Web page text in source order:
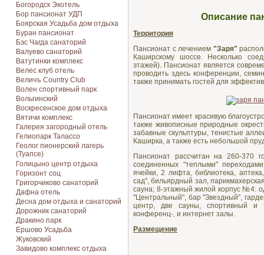
Богородск Экотель
Бор пансионат УДП
Боярская Усадьба дом отдыха
Буран пансионат
Бэс Чагда санаторий
Валуево санаторий
Ватутинки комплекс
Велес клуб отель
Величъ Country Club
Волен спортивный парк
Вольгинский
Воскресенское дом отдыха
Вятичи комплекс
Галерея загородный отель
Гелиопарк Талассо
Геолог пионерский лагерь
(Туапсе)
Голицыно центр отдыха
Горизонт соц
Григорчиково санаторий
Дафна отель
Десна дом отдыха и санаторий
Дорожник санаторий
Дракино парк
Ершово Усадьба
Жуковский
Завидово комплекс отдыха
Описание
Территория
Пансионат с лечением "Заря"
Каширскому шоссе. Несколько
этажей). Пансионат является
проводить здесь конференции,
также принимать гостей для
Пансионат имеет красивую
также живописные природные
забавные скульптуры, тенистые
Каширка, а также есть небольшой
Пансионат рассчитан на 260-370
соединенных "теплыми"
ячейки, 2 лифта, библиотека,
сад", бильярдный зал,
сауна; 8-этажный жилой корпус №4:
"Центральный", бар "Звездный",
центр, две сауны, спортивный и
конференц-, и интернет залы.
Размещение